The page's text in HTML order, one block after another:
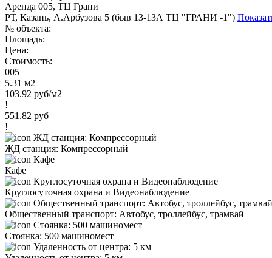
Аренда 005, ТЦ Грани
РТ, Казань, А.Арбузова 5 (быв 13-13А ТЦ "ГРАНИ -1")
№ объекта:
Площадь:
Цена:
Стоимость:
005
5.31 м2
103.92 руб/м2
!
551.82 руб
!
ЖД станция: Компрессорный
Кафе
Круглосуточная охрана и Видеонаблюдение
Общественный транспорт: Автобус, троллейбус, трамвай
Стоянка: 500 машиномест